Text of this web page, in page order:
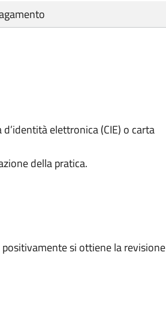
elettronica (CIE) o carta
della pratica.
si ottiene la revisione